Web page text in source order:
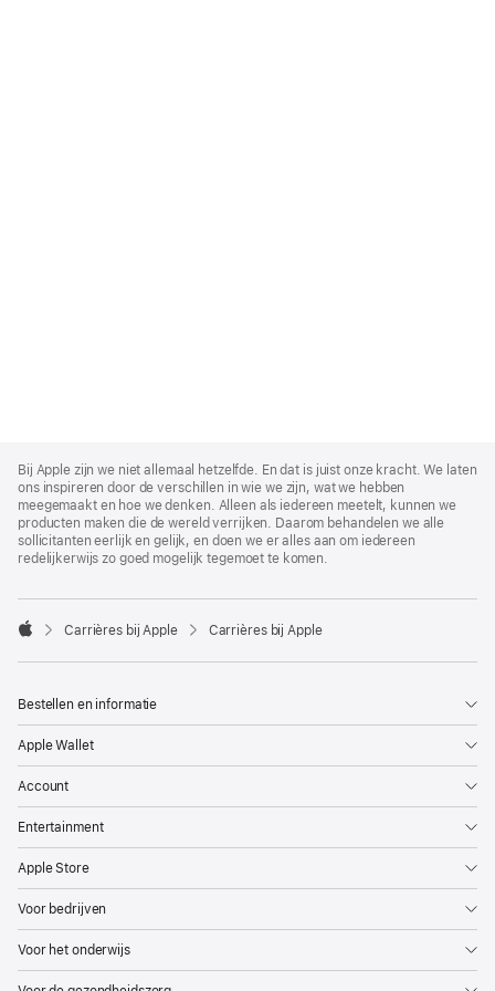
Footer
Bij Apple zijn we niet allemaal hetzelfde. En dat is juist onze kracht. We laten
ons inspireren door de verschillen in wie we zijn, wat we hebben
meegemaakt en hoe we denken. Alleen als iedereen meetelt, kunnen we
producten maken die de wereld verrijken. Daarom behandelen we alle
sollicitanten eerlijk en gelijk, en doen we er alles aan om iedereen
redelijkerwijs zo goed mogelijk tegemoet te komen.

Carrières bij Apple Carrières bij Apple
Bestellen en informatie
Apple Wallet
Account
Entertainment
Apple Store
Voor bedrijven
Voor het onderwijs